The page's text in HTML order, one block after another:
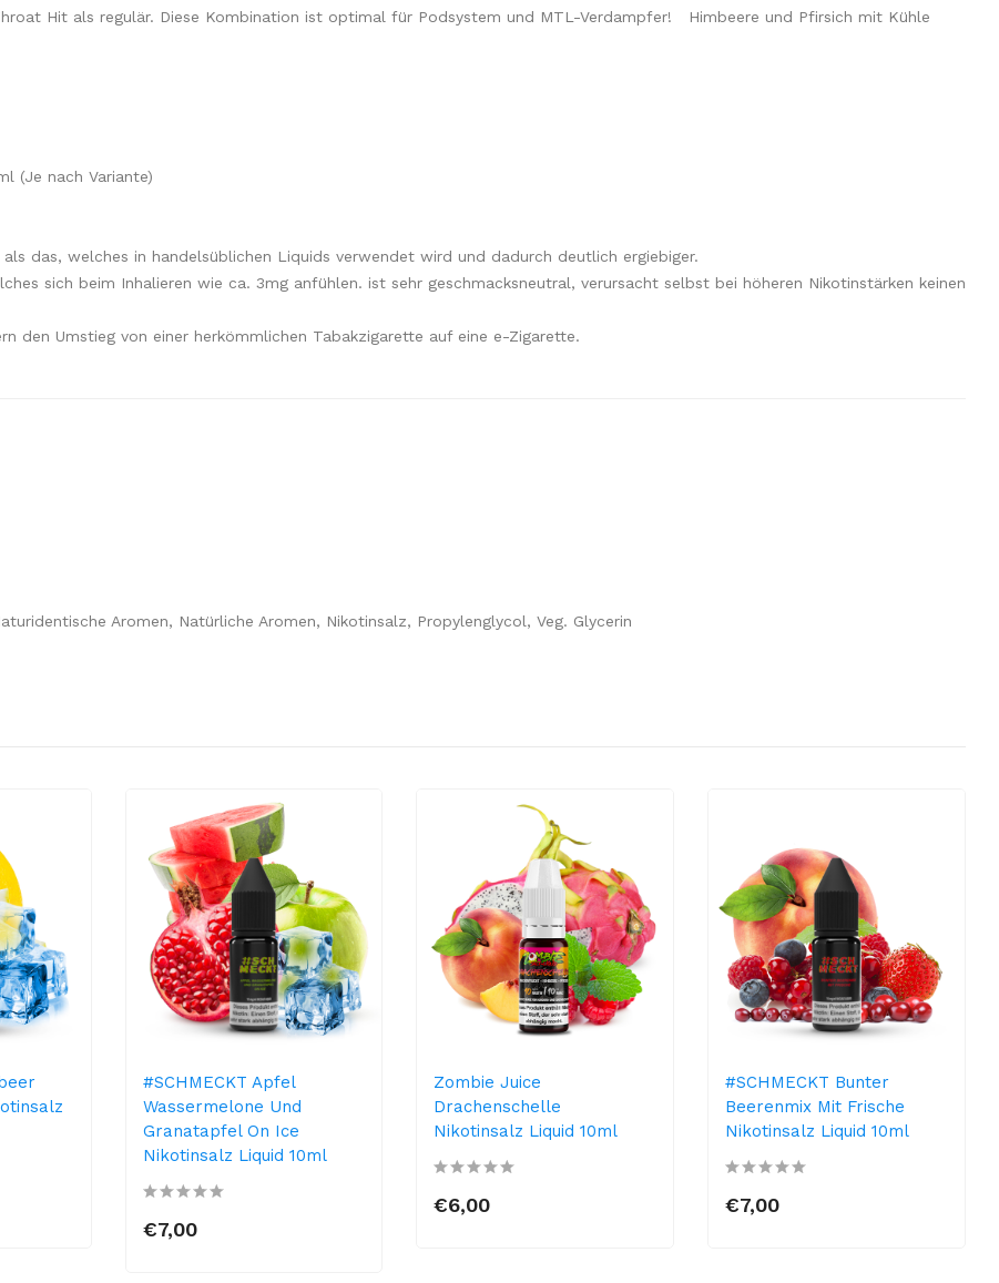
Hit als regulär. Diese Kombination ist optimal für Podsystem und MTL-Verdampfer!
Himbeere und Pfirsich mit Kühle
(Je nach Variante)
das, welches in handelsüblichen Liquids verwendet wird und dadurch deutlich ergiebiger.
sich beim Inhalieren wie ca. 3mg anfühlen. ist sehr geschmacksneutral, verursacht selbst bei höheren Nikotinstärken keinen
den Umstieg von einer herkömmlichen Tabakzigarette auf eine e-Zigarette.
Aromen, Natürliche Aromen, Nikotinsalz, Propylenglycol, Veg. Glycerin
#SCHMECKT Apfel
Wassermelone Und
Granatapfel On Ice
Nikotinsalz Liquid 10ml
€7,00
Zombie Juice
Drachenschelle
Nikotinsalz Liquid 10ml
€6,00
#SCHMECKT Bunter
Beerenmix Mit Frische
Nikotinsalz Liquid 10ml
€7,00